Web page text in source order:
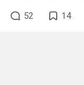
52 14